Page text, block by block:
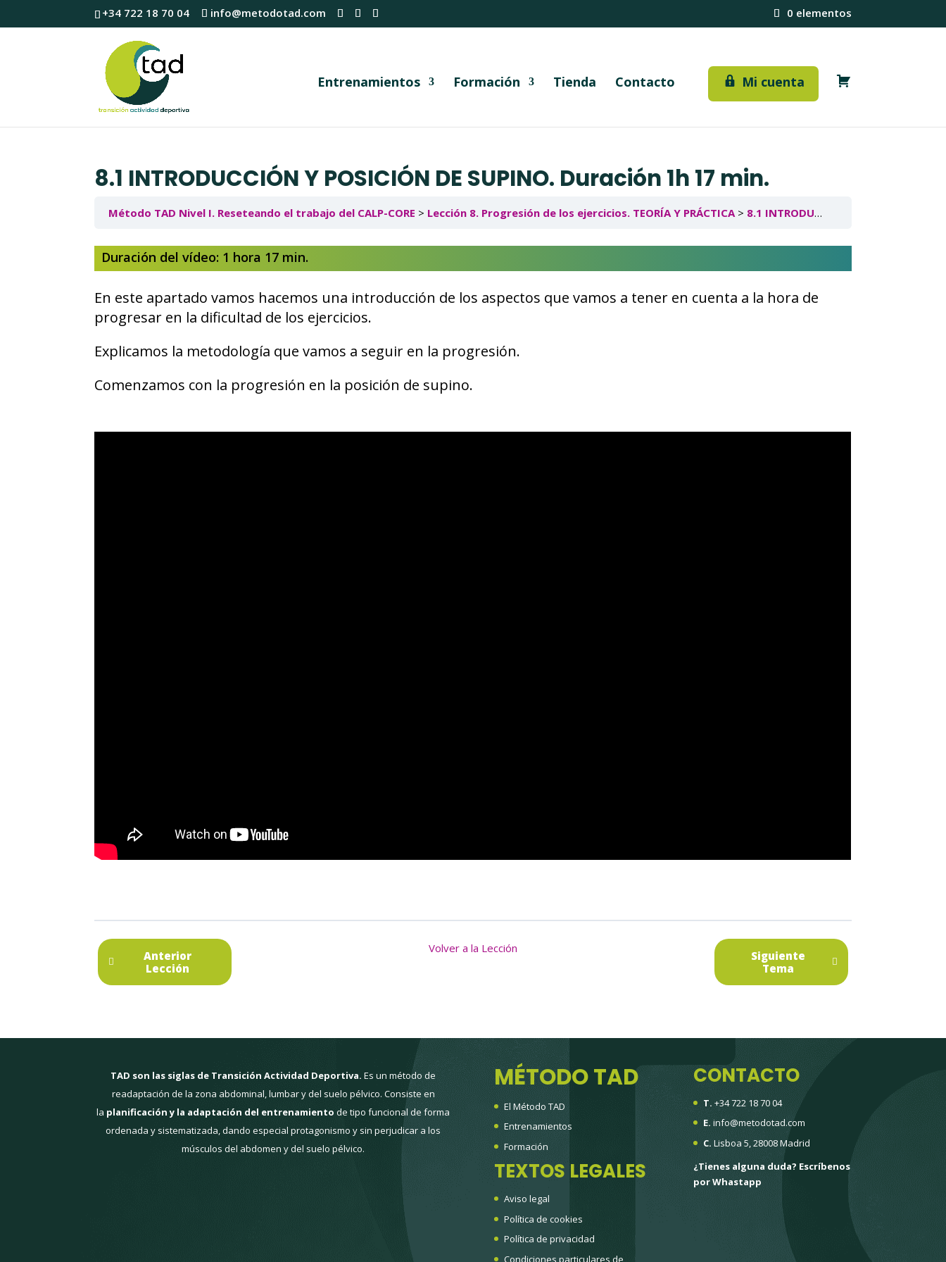
+34 722 18 70 04 info@metodotad.com 0 elementos
Entrenamientos Formación Tienda Contacto Mi cuenta
t
8.1 INTRODUCCIÓN Y POSICIÓN DE SUPINO. Duración 1h 17 min.
Método TAD Nivel I. Reseteando el trabajo del CALP-CORE Lección 8. Progresión de los ejercicios. TEORÍA Y PRÁCTICA 8.1 INTRODUCCIÓN Y POSICIÓN DE SUPINO. Duración 1h 17 min.
Duración del vídeo: 1 hora 17 min.
En este apartado vamos hacemos una introducción de los aspectos que vamos a tener en cuenta a la hora de
progresar en la dificultad de los ejercicios.
Explicamos la metodología que vamos a seguir en la progresión.
Comenzamos con la progresión en la posición de supino.
Anterior
Lección
Volver a la Lección
Siguiente
Tema
TAD son las siglas de Transición Actividad Deportiva. Es un método de
readaptación de la zona abdominal, lumbar y del suelo pélvico. Consiste en
la planificación y la adaptación del entrenamiento de tipo funcional de forma
ordenada y sistematizada, dando especial protagonismo y sin perjudicar a los
músculos del abdomen y del suelo pélvico.
MÉTODO TAD
El Método TAD
Entrenamientos
Formación
TEXTOS LEGALES
Aviso legal
Política de cookies
Política de privacidad
Condiciones particulares de
CONTACTO
T. +34 722 18 70 04
E. info@metodotad.com
C. Lisboa 5, 28008 Madrid
¿Tienes alguna duda? Escríbenos
por Whastapp